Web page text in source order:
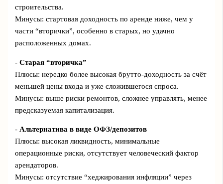
строительства.
Минусы: стартовая доходность по аренде ниже, чем у
части “вторички”, особенно в старых, но удачно
расположенных домах.
-Старая “вторичка”
Плюсы: нередко более высокая брутто-доходность за счёт
меньшей цены входа и уже сложившегося спроса.
Минусы: выше риски ремонтов, сложнее управлять, менее
предсказуемая капитализация.
-Альтернатива в виде ОФЗ/депозитов
Плюсы: высокая ликвидность, минимальные
операционные риски, отсутствует человеческий фактор
арендаторов.
Минусы: отсутствие “хеджирования инфляции” через